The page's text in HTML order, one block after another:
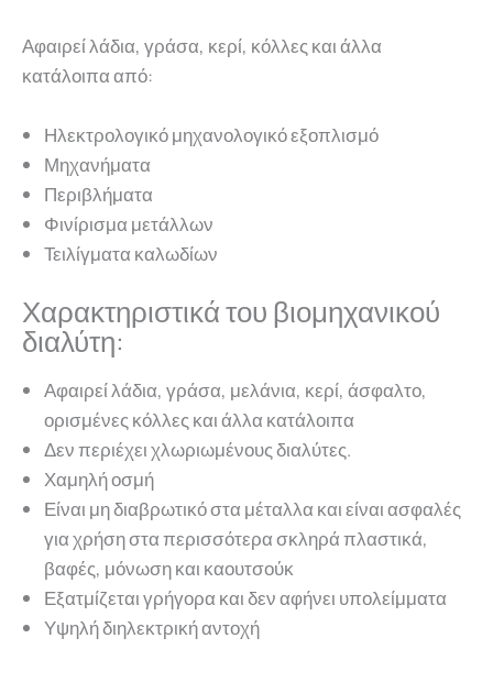
Αφαιρεί λάδια, γράσα, κερί, κόλλες και άλλα
κατάλοιπα από:
Ηλεκτρολογικό μηχανολογικό εξοπλισμό
Μηχανήματα
Περιβλήματα
Φινίρισμα μετάλλων
Τειλίγματα καλωδίων
Χαρακτηριστικά του βιομηχανικού
διαλύτη:
Αφαιρεί λάδια, γράσα, μελάνια, κερί, άσφαλτο,
ορισμένες κόλλες και άλλα κατάλοιπα
Δεν περιέχει χλωριωμένους διαλύτες.
Χαμηλή οσμή
Είναι μη διαβρωτικό στα μέταλλα και είναι ασφαλές
για χρήση στα περισσότερα σκληρά πλαστικά,
βαφές, μόνωση και καουτσούκ
Εξατμίζεται γρήγορα και δεν αφήνει υπολείμματα
Υψηλή διηλεκτρική αντοχή